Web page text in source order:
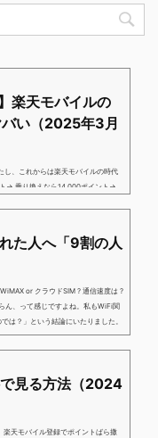
楽天モバイルの
い（2025年3月
し、これからは楽天モバイルの時代
→ 乗り換えなら14,000ポイント→
の楽天モバイル。ついに「最後の賭
■キャンペーン概要三木谷社長の特
た人へ「9割の人
or クラウドSIM ? 通信速度は ?
ん、って感じですよね。私もWiFi関
は？」という結論にいたりました。
分からない」と言う人向けに【最終
人はこれだけでいいやん」というも
で見る方法（2024
天モバイル登録でポイントばら撒